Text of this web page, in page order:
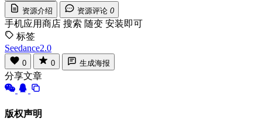
资源介绍
资源评论 0
手机应用商店 搜索 随变 安装即可
标签
Seedance2.0
0 0 生成海报
分享文章
版权声明